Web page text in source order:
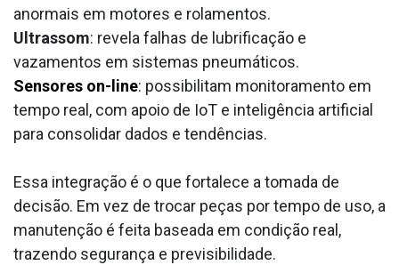
anormais em motores e rolamentos.
Ultrassom: revela falhas de lubrificação e
vazamentos em sistemas pneumáticos.
Sensores on-line: possibilitam monitoramento em
tempo real, com apoio de IoT e inteligência artificial
para consolidar dados e tendências.
Essa integração é o que fortalece a tomada de
decisão. Em vez de trocar peças por tempo de uso, a
manutenção é feita baseada em condição real,
trazendo segurança e previsibilidade.